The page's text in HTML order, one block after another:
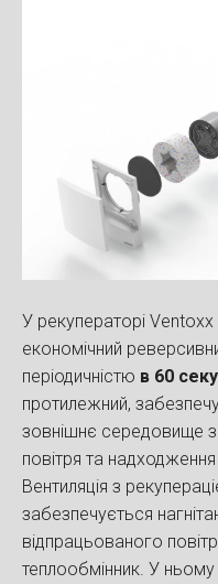
У рекуператорі
економічний
періодичністю в 60
протилежний,
зовнішнє середовище
повітря та надходження
Вентиляція з
забезпечується
відпрацьованого
теплообмінник. У